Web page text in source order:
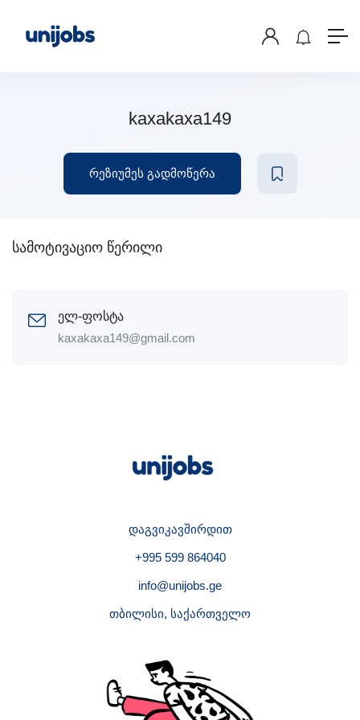
kaxakaxa149
რეზიუმეს გადმოწერა
სამოტივაციო წერილი
ელ-ფოსტა
kaxakaxa149@gmail.com
დაგვიკავშირდით
+995 599 864040
info@unijobs.ge
თბილისი, საქართველო